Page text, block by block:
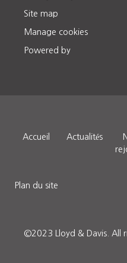
Site map
Manage cookies
Powered by
Accueil Actualités
Plan du site
©2023 Lloyd & Davis. All